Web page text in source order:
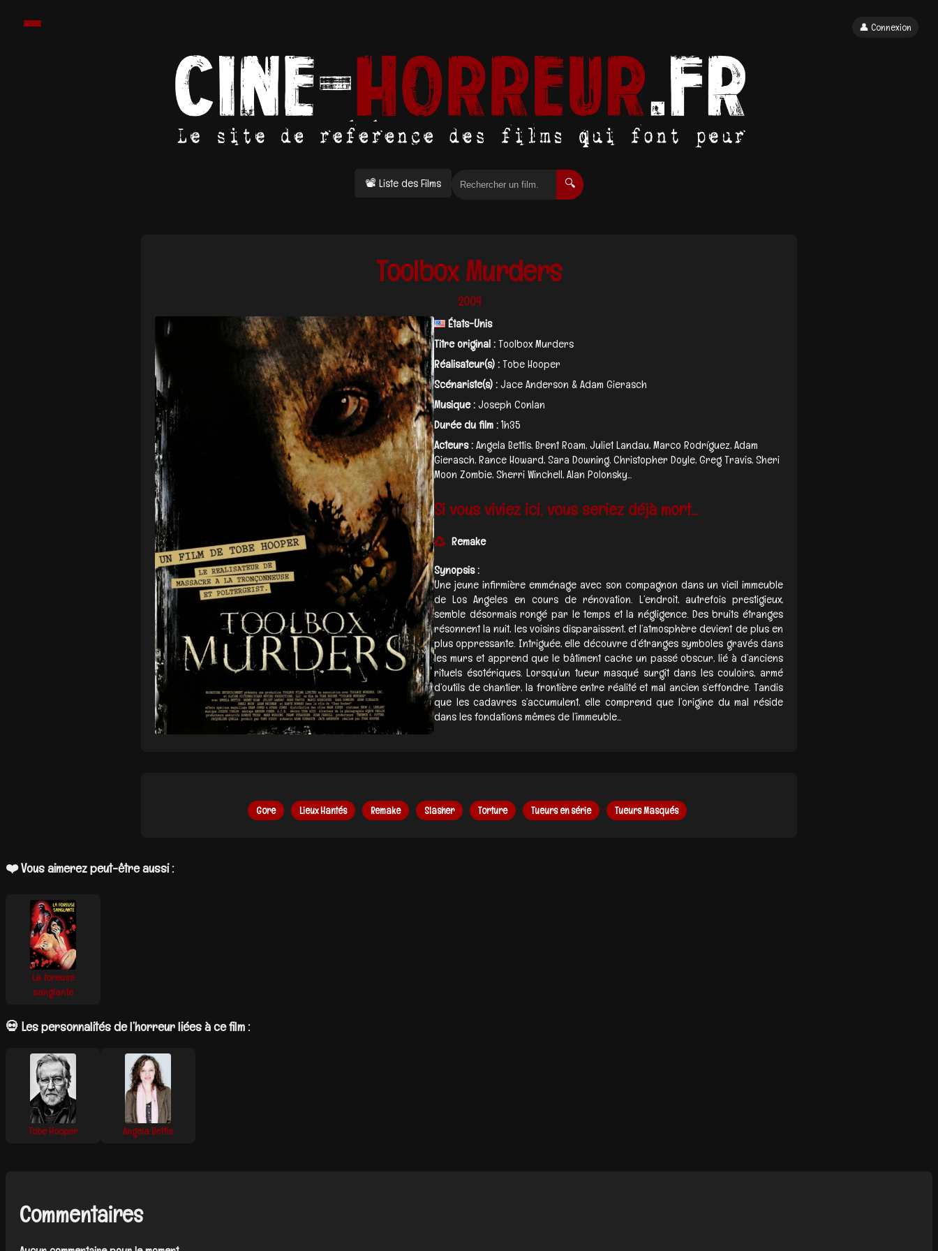
📽 Liste des Films 🔍
👤 Connexion
Toolbox Murders
2004
États-Unis
Titre original :Toolbox Murders
Réalisateur(s) :Tobe Hooper
Scénariste(s) :Jace Anderson & Adam Gierasch
Musique :Joseph Conlan
Durée du film :1h35
Acteurs :Angela Bettis, Brent Roam, Juliet Landau, Marco Rodríguez, Adam
Gierasch, Rance Howard, Sara Downing, Christopher Doyle, Greg Travis, Sheri
Moon Zombie, Sherri Winchell, Alan Polonsky...
Si vous viviez ici, vous seriez déjà mort...
Remake
Synopsis :
Une jeune infirmière emménage avec son compagnon dans un vieil immeuble
de Los Angeles en cours de rénovation. L’endroit, autrefois prestigieux,
semble désormais rongé par le temps et la négligence. Des bruits étranges
résonnent la nuit, les voisins disparaissent, et l’atmosphère devient de plus en
plus oppressante. Intriguée, elle découvre d’étranges symboles gravés dans
les murs et apprend que le bâtiment cache un passé obscur, lié à d’anciens
rituels ésotériques. Lorsqu’un tueur masqué surgit dans les couloirs, armé
d’outils de chantier, la frontière entre réalité et mal ancien s’effondre. Tandis
que les cadavres s’accumulent, elle comprend que l’origine du mal réside
dans les fondations mêmes de l’immeuble...
Gore Lieux Hantés Remake Slasher Torture Tueurs en série Tueurs Masqués
❤️ Vous aimerez peut-être aussi :
La foreuse
sanglante
💀 Les personnalités de l’horreur liées à ce film :
Tobe Hooper Angela Bettis
Commentaires